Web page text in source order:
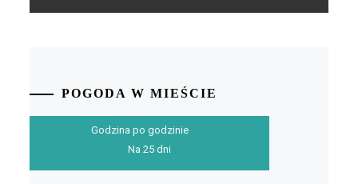
POGODA W MIEŚCIE
Godzina po godzinie
Na 25 dni